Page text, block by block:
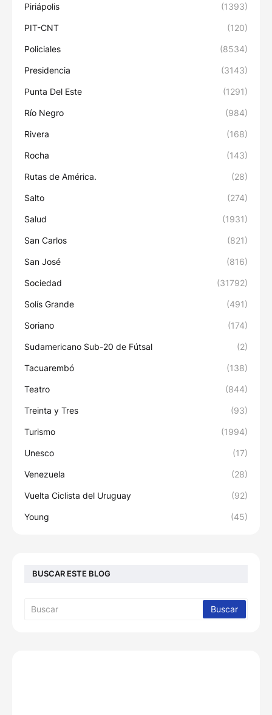
Piriápolis (1393)
PIT-CNT (120)
Policiales (8534)
Presidencia (3143)
Punta Del Este (1291)
Río Negro (984)
Rivera (168)
Rocha (143)
Rutas de América. (28)
Salto (274)
Salud (1931)
San Carlos (821)
San José (816)
Sociedad (31792)
Solís Grande (491)
Soriano (174)
Sudamericano Sub-20 de Fútsal (2)
Tacuarembó (138)
Teatro (844)
Treinta y Tres (93)
Turismo (1994)
Unesco (17)
Venezuela (28)
Vuelta Ciclista del Uruguay (92)
Young (45)
BUSCAR ESTE BLOG